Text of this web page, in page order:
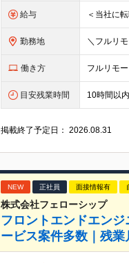
給与
勤務地
働き方 フルリモ
目安残業時間 10時間以内
掲載終了予定日：2026.08.31
NEW 正社員 面接情報有
株式会社フェローシップ
フロントエンドエン
ービス案件多数｜残業